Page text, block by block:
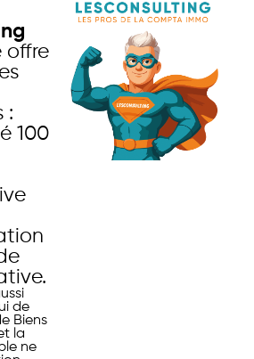
offre
:
100
de
Biens
la
ne